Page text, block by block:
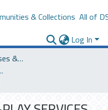
& Collections All of
Log In
Saudi Universities Theses & Dissertations
University